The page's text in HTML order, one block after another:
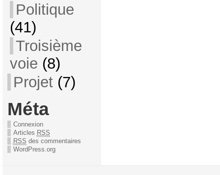
Politique
(41)
Troisième
voie (8)
Projet(7)
Méta
Connexion
Articles RSS
RSS des commentaires
WordPress.org